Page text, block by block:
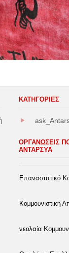
ΚΑΤΗΓΟΡΊΕΣ
ΟΡΓΑΝΩΣΕΙΣ
ΑΝΤΑΡΣΥΑ
Επαναστατικό
Κομμουνιστική
νεολαία